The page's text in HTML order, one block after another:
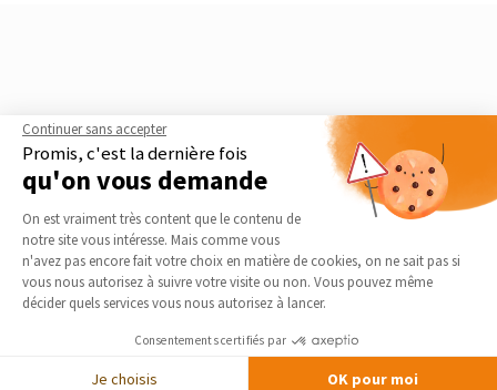
Continuer sans accepter
Promis, c'est la dernière fois
qu'on vous demande
Plateforme de Gestion du
On est vraiment très content que le contenu de
notre site vous intéresse. Mais comme vous
n'avez pas encore fait votre choix en matière de cookies, on ne sait pas si
vous nous autorisez à suivre votre visite ou non. Vous pouvez même
décider quels services vous nous autorisez à lancer.
Consentements certifiés par
Je choisis OK pour moi
Axeptio consent